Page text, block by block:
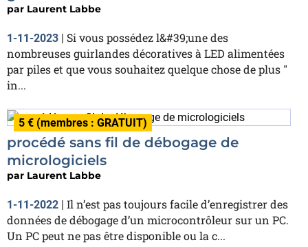
par Laurent Labbe
1-11-2023 | Si vous possédez l&#39;une des
nombreuses guirlandes décoratives à LED alimentées
par piles et que vous souhaitez quelque chose de plus "
in...
5 € (membres : GRATUIT)
procédé sans fil de débogage de
micrologiciels
par Laurent Labbe
1-11-2022 | Il n’est pas toujours facile d’enregistrer des
données de débogage d’un microcontrôleur sur un PC.
Un PC peut ne pas être disponible ou la c...